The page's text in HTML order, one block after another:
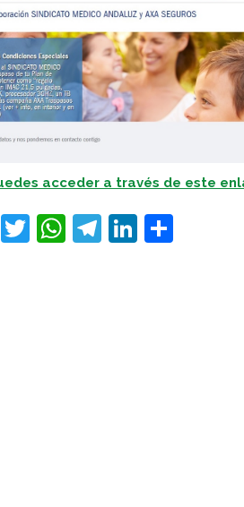
acceder a través de este
Facebook
Twitter
WhatsApp
Telegram
LinkedIn